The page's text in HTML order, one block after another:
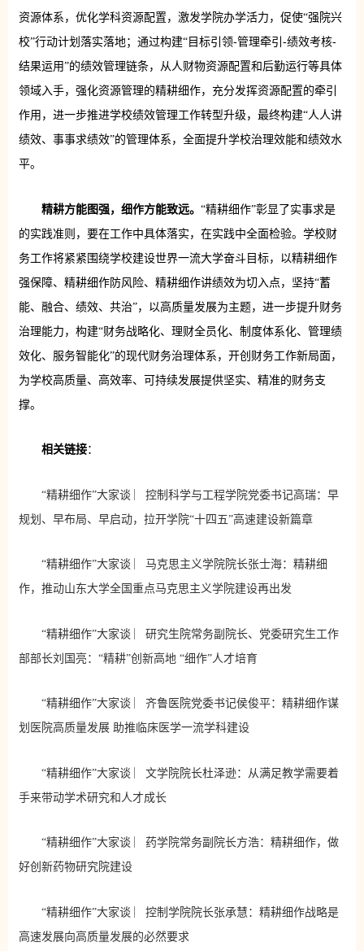
资源体系，优化学科资源配置，激发学院办学活力，促使“强院兴
校”行动计划落实落地；通过构建“目标引领-管理牵引-绩效考核-
结果运用”的绩效管理链条，从人财物资源配置和后勤运行等具体
领域入手，强化资源管理的精耕细作，充分发挥资源配置的牵引
作用，进一步推进学校绩效管理工作转型升级，最终构建“人人讲
绩效、事事求绩效”的管理体系，全面提升学校治理效能和绩效水
平。
精耕方能图强，细作方能致远。 “精耕细作”彰显了实事求是
的实践准则，要在工作中具体落实，在实践中全面检验。学校财
务工作将紧紧围绕学校建设世界一流大学奋斗目标，以精耕细作
强保障、精耕细作防风险、精耕细作讲绩效为切入点，坚持“蓄
能、融合、绩效、共治”，以高质量发展为主题，进一步提升财务
治理能力，构建“财务战略化、理财全员化、制度体系化、管理绩
效化、服务智能化”的现代财务治理体系，开创财务工作新局面，
为学校高质量、高效率、可持续发展提供坚实、精准的财务支
撑。
相关链接：
“精耕细作”大家谈 ︳控制科学与工程学院党委书记高瑞：早
规划、早布局、早启动，拉开学院“十四五”高速建设新篇章
“精耕细作”大家谈 ︳马克思主义学院院长张士海：精耕细
作，推动山东大学全国重点马克思主义学院建设再出发
“精耕细作”大家谈 ︳研究生院常务副院长、党委研究生工作
部部长刘国亮：“精耕”创新高地 “细作”人才培育
“精耕细作”大家谈 ︳齐鲁医院党委书记侯俊平：精耕细作谋
划医院高质量发展 助推临床医学一流学科建设
“精耕细作”大家谈 ︳文学院院长杜泽逊：从满足教学需要着
手来带动学术研究和人才成长
“精耕细作”大家谈 ︳药学院常务副院长方浩：精耕细作，做
好创新药物研究院建设
“精耕细作”大家谈 ︳控制学院院长张承慧：精耕细作战略是
高速发展向高质量发展的必然要求